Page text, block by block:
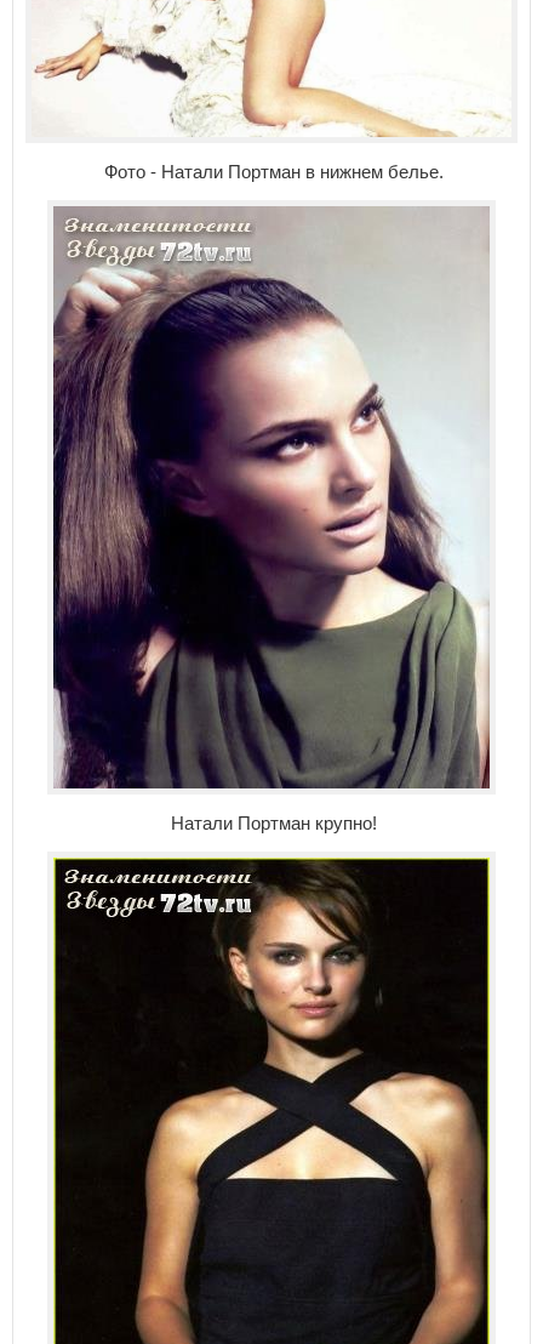
Фото - Натали Портман в нижнем белье.
Натали Портман крупно!